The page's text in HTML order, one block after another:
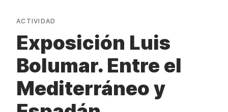
ACTIVIDAD
Exposición Luis
Bolumar. Entre el
Mediterráneo y